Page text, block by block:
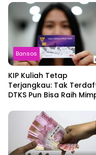
Bansos
KIP Kuliah Tetap
Terjangkau: Tak
DTKS Pun Bisa Raih